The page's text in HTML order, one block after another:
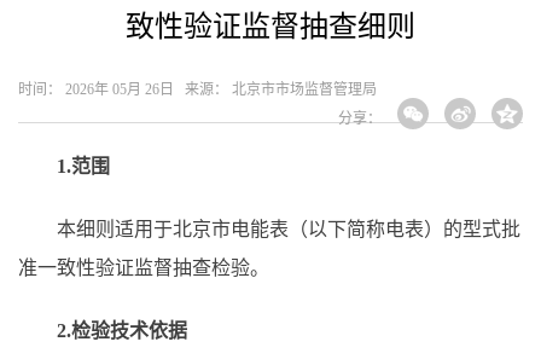
致性验证监督抽查细则
时间： 2026年 05月 26日 来源： 北京市市场监督管理局
分享：
1.范围
本细则适用于北京市电能表（以下简称电表）的型式批
准一致性验证监督抽查检验。
2.检验技术依据